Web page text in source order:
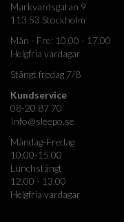
Markvardsgatan 9
113 53 Stockholm
Mån - Fre: 10.00 - 17.00
Helgfria vardagar
Stängt fredag 7/8
Kundservice
08-20 87 70
Info@sleepo.se
Måndag-Fredag
10.00-15.00
Lunchstängt
12.00 - 13.00
Helgfria vardagar